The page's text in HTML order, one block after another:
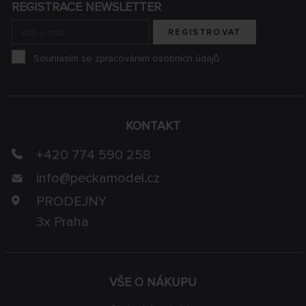
VŠE O NÁKUPU
KONTAKT
+420 774 590 258
info@peckamodel.cz
PRODEJNY
3x Praha
REGISTRACE NEWSLETTER
REGISTROVAT
Souhlasím se zpracováním osobních údajů